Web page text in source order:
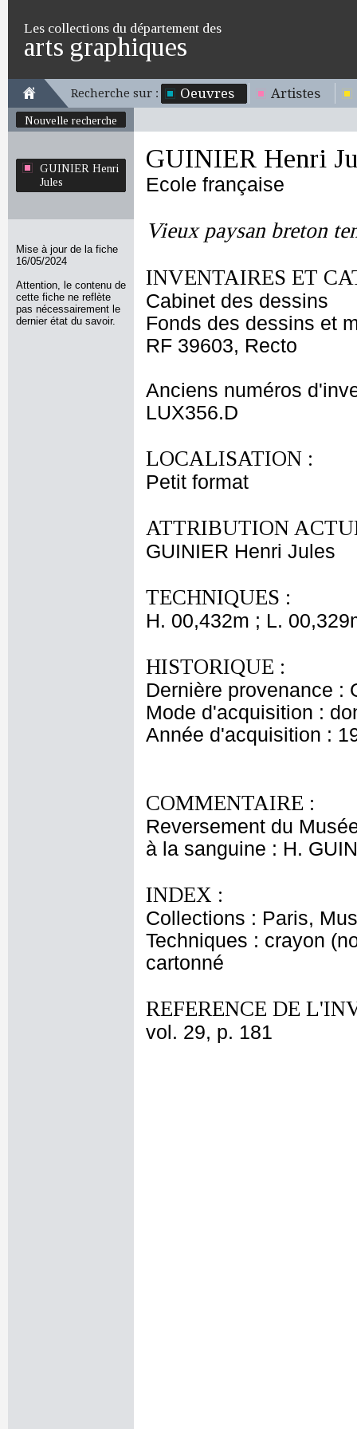
Les collections du département des
arts graphiques
Recherche sur : Oeuvres Artistes
Nouvelle recherche
GUINIER Henri
Jules
Mise à jour de la fiche
16/05/2024
Attention, le contenu de
cette fiche ne reflète
pas nécessairement le
dernier état du savoir.
GUINIER Henri
Ecole française
Vieux paysan breton
INVENTAIRES ET
Cabinet des dessins
Fonds des dessins et
RF 39603, Recto
Anciens numéros
LUX356.D
LOCALISATION :
Petit format
ATTRIBUTION
GUINIER Henri Jules
TECHNIQUES :
H. 00,432m ; L.
HISTORIQUE :
Dernière provenance :
Mode d'acquisition :
Année d'acquisition :
COMMENTAIRE :
Reversement du
à la sanguine : H.
INDEX :
Collections : Paris,
Techniques : crayon
cartonné
REFERENCE DE
vol. 29, p. 181